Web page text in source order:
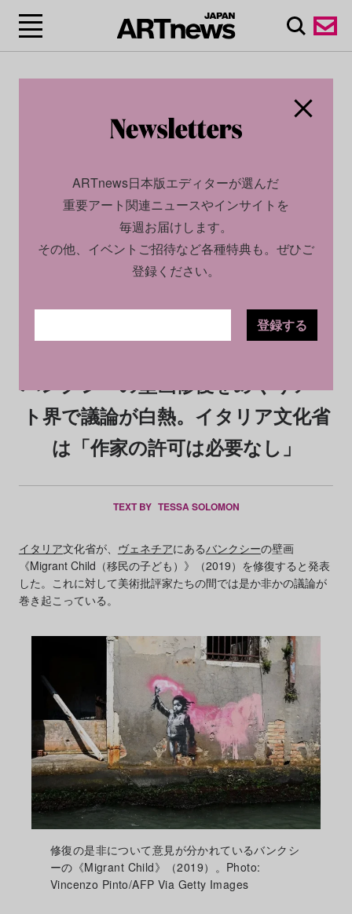
2023.10.06
バンクシーの壁画修復をめぐりアー
ト界で議論が白熱。イタリア文化省
は「作家の許可は必要なし」
TEXT BY TESSA SOLOMON
イタリア文化省が、 ヴェネチアにあるバンクシーの壁画
《Migrant Child（移民の子ども）》（2019）を修復すると発表
した。これに対して美術批評家たちの間では是か非かの議論が
巻き起こっている。
修復の是非について意見が分かれているバンクシ
ーの《Migrant Child》（2019）。Photo:
Vincenzo Pinto/AFP Via Getty Images
ARTnews日本版エディターが選んだ
重要アート関連ニュースやインサイトを
毎週お届けします。
その他、イベントご招待など各種特典も。ぜひご
登録ください。
登録する